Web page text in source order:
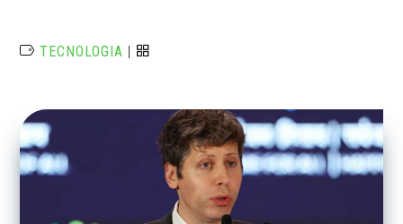
TECNOLOGIA |